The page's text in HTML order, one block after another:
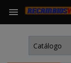
